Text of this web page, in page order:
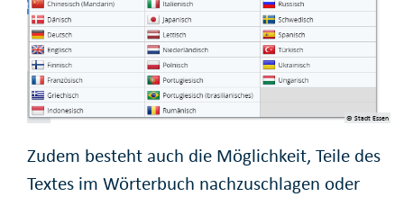
© Stadt Essen
Zudem besteht auch die Möglichkeit, Teile des
Textes im Wörterbuch nachzuschlagen oder